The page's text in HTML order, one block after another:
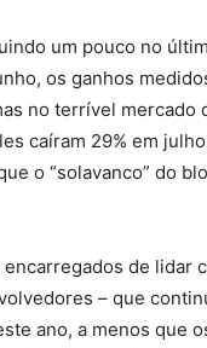
um pouco no
os ganhos
no terrível mercado
caíram 29% em
o “solavanco” do
de lidar
– que
ano, a menos que